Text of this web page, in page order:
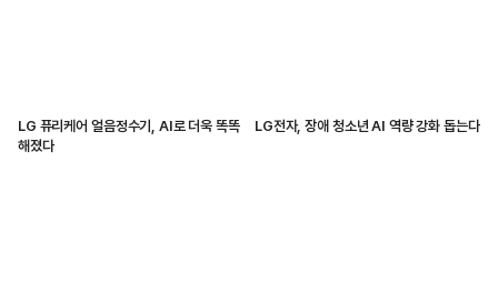
LG 퓨리케어 얼음정수기, AI로 더욱 똑똑
해졌다
LG전자, 장애 청소년 AI 역량 강화 돕는다